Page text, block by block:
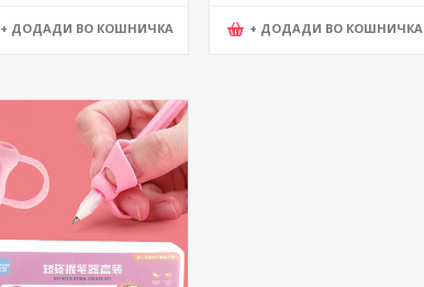
+ ДОДАДИ ВО КОШНИЧКА + ДОДАДИ ВО КОШНИЧКА